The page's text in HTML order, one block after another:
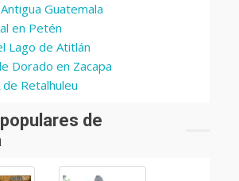
Guatemala
en Petén
Lago de Atitlán
Dorado en Zacapa
Retalhuleu
de